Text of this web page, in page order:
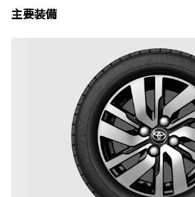
主要装備